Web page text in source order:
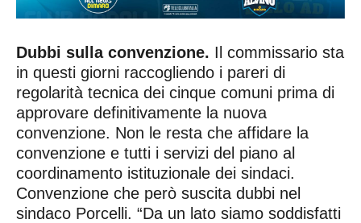
Dubbi sulla convenzione. Il commissario sta
in questi giorni raccogliendo i pareri di
regolarità tecnica dei cinque comuni prima di
approvare definitivamente la nuova
convenzione. Non le resta che affidare la
convenzione e tutti i servizi del piano al
coordinamento istituzionale dei sindaci.
Convenzione che però suscita dubbi nel
sindaco Porcelli. “Da un lato siamo soddisfatti